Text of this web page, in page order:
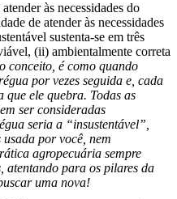
às necessidades do
de atender às necessidades
sustenta-se em três
(ii) ambientalmente correta
conceito, é como quando
por vezes seguida e, cada
que ele quebra. Todas as
ser consideradas
seria a “insustentável”,
por você, nem
agropecuária sempre
atentando para os pilares da
uma nova!